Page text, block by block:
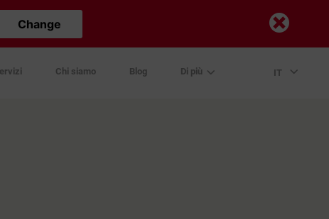
Change
Chi siamo Blog Di più IT